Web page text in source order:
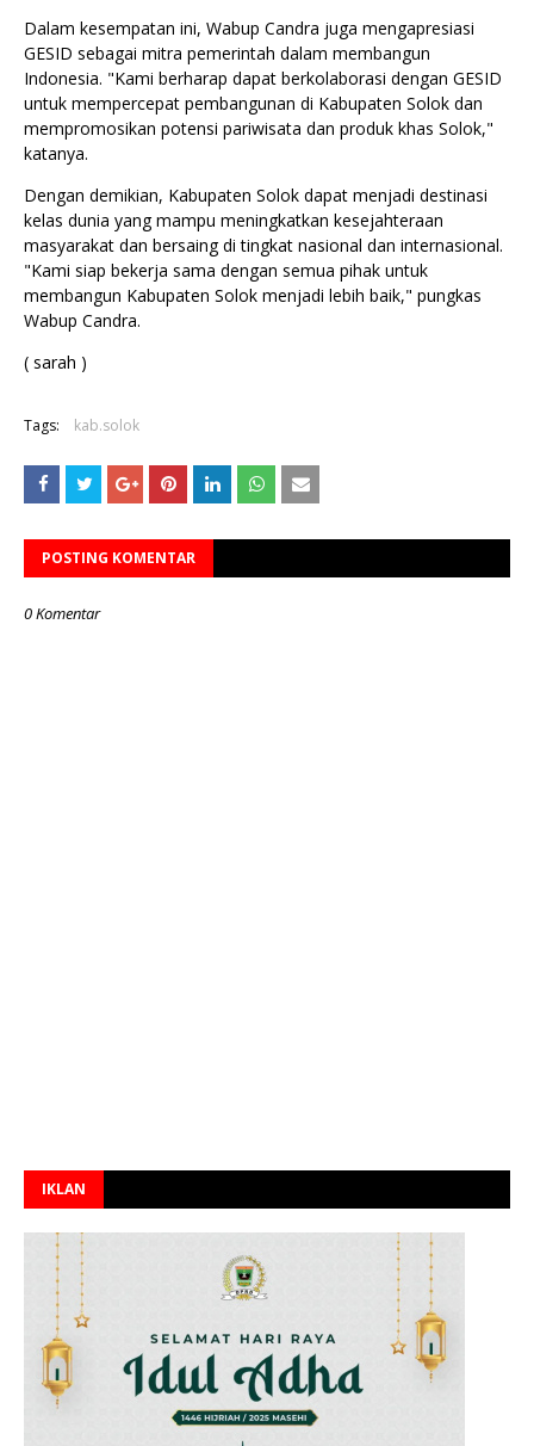
Dalam kesempatan ini, Wabup Candra juga mengapresiasi
GESID sebagai mitra pemerintah dalam membangun
Indonesia. "Kami berharap dapat berkolaborasi dengan GESID
untuk mempercepat pembangunan di Kabupaten Solok dan
mempromosikan potensi pariwisata dan produk khas Solok,"
katanya.
Dengan demikian, Kabupaten Solok dapat menjadi destinasi
kelas dunia yang mampu meningkatkan kesejahteraan
masyarakat dan bersaing di tingkat nasional dan internasional.
"Kami siap bekerja sama dengan semua pihak untuk
membangun Kabupaten Solok menjadi lebih baik," pungkas
Wabup Candra.
( sarah )
Tags: kab.solok
POSTING KOMENTAR
0 Komentar
IKLAN